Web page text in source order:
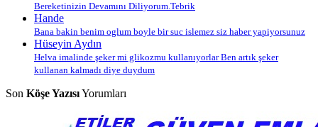
Bereketinizin Devamını Diliyorum.Tebrik
Hande
Bana bakin benim oglum boyle bir suc islemez siz haber yapiyorsunuz
Hüseyin Aydın
Helva imalinde şeker mi glikozmu kullanıyorlar Ben artık şeker
kullanan kalmadı diye duydum
Son Köşe YazısıYorumları